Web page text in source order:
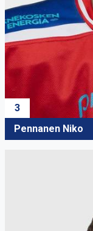
3
Pennanen Niko